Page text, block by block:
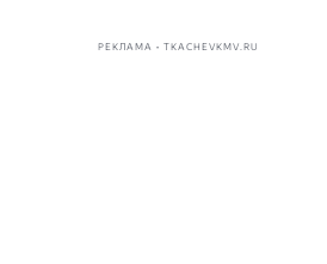
РЕКЛАМА • TKACHEVKMV.RU